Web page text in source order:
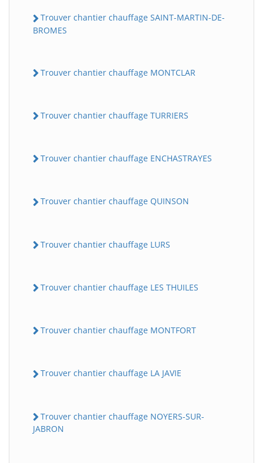
Trouver chantier chauffage SAINT-MARTIN-DE-
BROMES
Trouver chantier chauffage MONTCLAR
Trouver chantier chauffage TURRIERS
Trouver chantier chauffage ENCHASTRAYES
Trouver chantier chauffage QUINSON
Trouver chantier chauffage LURS
Trouver chantier chauffage LES THUILES
Trouver chantier chauffage MONTFORT
Trouver chantier chauffage LA JAVIE
Trouver chantier chauffage NOYERS-SUR-
JABRON